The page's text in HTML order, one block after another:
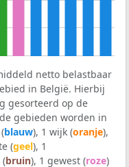
netto belastbaar
in België. Hierbij
gesorteerd op de
gebieden worden in
blauw), 1 wijk (oranje),
(geel), 1
(bruin), 1 gewest (roze)